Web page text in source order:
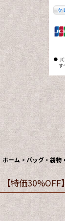
ホーム > バッグ・袋物
【特価